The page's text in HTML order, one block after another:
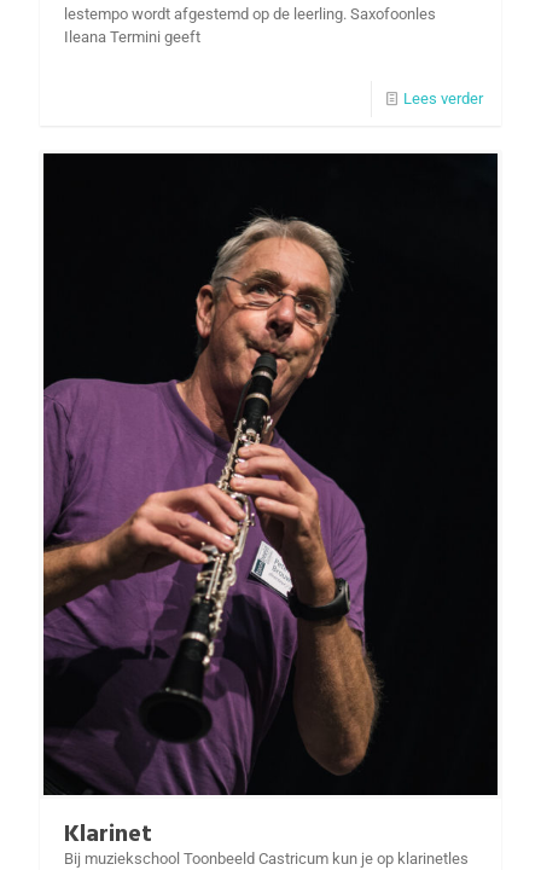
lestempo wordt afgestemd op de leerling. Saxofoonles
Ileana Termini geeft
Lees verder
Klarinet
Bij muziekschool Toonbeeld Castricum kun je op klarinetles